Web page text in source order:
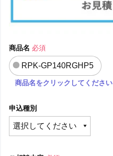
商品名 必須
RPK-GP140RGHP5
商品名をクリックしてください
申込種別